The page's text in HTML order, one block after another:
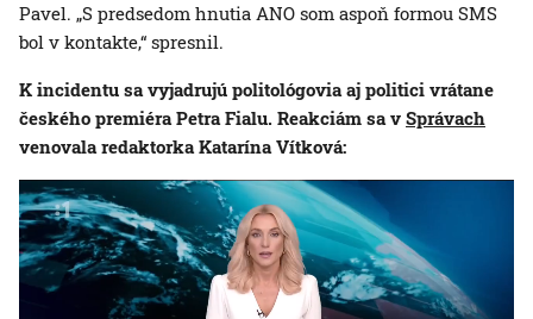
Pavel. „S predsedom hnutia ANO som aspoň formou SMS
bol v kontakte,“ spresnil.
K incidentu sa vyjadrujú politológovia aj politici vrátane
českého premiéra Petra Fialu. Reakciám sa v Správach
venovala redaktorka Katarína Vítková: